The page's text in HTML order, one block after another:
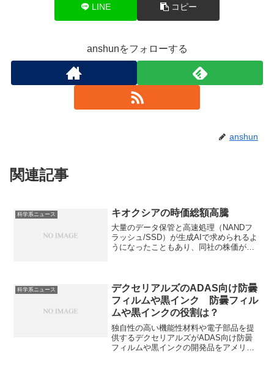
LINE コピー
anshunをフォローする
anshun
関連記事
科学系ニュース キオクシアの時価総額高騰
大量のデータ保管と高速処理（NANDフ
ラッシュ/SSD）が生成AIで求められるよ
うになったこともあり、同社の株価が高
科学系ニュース
デクセリアルズのADAS向け防曇
フィルムや黒インク 防曇フィル
ムや黒インクの役割は？
独自性の高い機能性材料や電子部品を提
供するデクセリアルズがADAS向け防曇
フィルムや黒インクの開発品をアメリカ